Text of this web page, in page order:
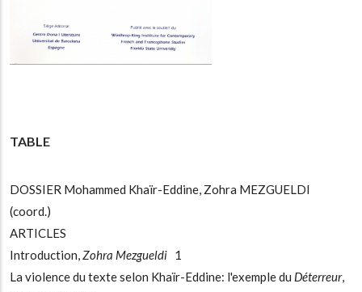
TABLE
DOSSIER Mohammed Khaïr-Eddine, Zohra MEZGUELDI
(coord.)
ARTICLES
Introduction,Zohra Mezgueldi 1
La violence du texte selon Khaïr-Eddine: l'exemple du Déterreur,